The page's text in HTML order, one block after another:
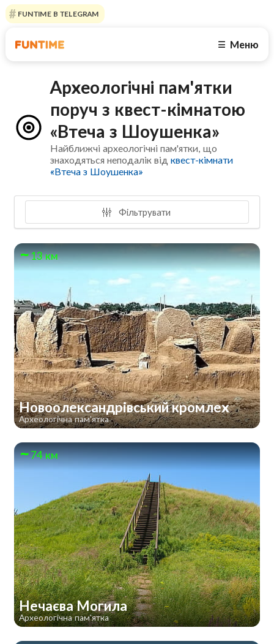
FUNTIME В TELEGRAM
☰ Меню
Археологічні пам'ятки
поруч з квест-кімнатою
«Втеча з Шоушенка»
Найближчі археологічні пам'ятки, що
знаходяться неподалік відквест-кімнати
«Втеча з Шоушенка»
Фільтрувати
13 км
Новоолександрівський кромлех
Археологічна пам'ятка
74 км
Нечаєва Могила
Археологічна пам'ятка